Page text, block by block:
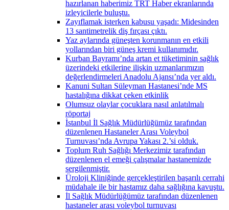
hazırlanan haberimiz TRT Haber ekranlarında
izleyicilerle buluştu.
Zayıflamak isterken kabusu yaşadı: Midesinden
13 santimetrelik diş fırçası çıktı.
Yaz aylarında güneşten korunmanın en etkili
yollarından biri güneş kremi kullanımıdır.
Kurban Bayramı’nda artan et tüketiminin sağlık
üzerindeki etkilerine ilişkin uzmanlarımızın
değerlendirmeleri Anadolu Ajansı’nda yer aldı.
Kanuni Sultan Süleyman Hastanesi’nde MS
hastalığına dikkat çeken etkinlik
Olumsuz olaylar çocuklara nasıl anlatılmalı
röportaj
İstanbul İl Sağlık Müdürlüğümüz tarafından
düzenlenen Hastaneler Arası Voleybol
Turnuvası’nda Avrupa Yakası 2.’si olduk.
Toplum Ruh Sağlığı Merkezimiz tarafından
düzenlenen el emeği çalışmalar hastanemizde
sergilenmiştir.
Üroloji Kliniğinde gerçekleştirilen başarılı cerrahi
müdahale ile bir hastamız daha sağlığına kavuştu.
İl Sağlık Müdürlüğümüz tarafından düzenlenen
hastaneler arası voleybol turnuvası